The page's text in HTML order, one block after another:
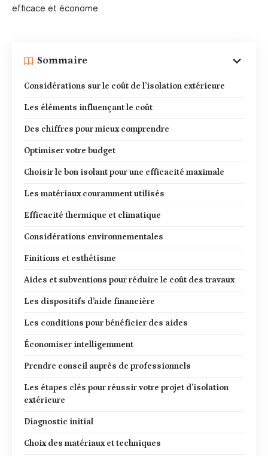
efficace et économe.
Sommaire
Considérations sur le coût de l’isolation extérieure
Les éléments influençant le coût
Des chiffres pour mieux comprendre
Optimiser votre budget
Choisir le bon isolant pour une efficacité maximale
Les matériaux couramment utilisés
Efficacité thermique et climatique
Considérations environnementales
Finitions et esthétisme
Aides et subventions pour réduire le coût des travaux
Les dispositifs d’aide financière
Les conditions pour bénéficier des aides
Économiser intelligemment
Prendre conseil auprès de professionnels
Les étapes clés pour réussir votre projet d’isolation
extérieure
Diagnostic initial
Choix des matériaux et techniques